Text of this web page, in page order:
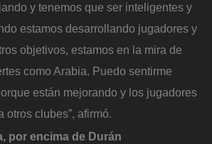
y tenemos que ser inteligentes y
estamos desarrollando jugadores y
objetivos, estamos en la mira de
como Arabia. Puedo sentirme
están mejorando y los jugadores
otros clubes”, afirmó.
por encima de Durán